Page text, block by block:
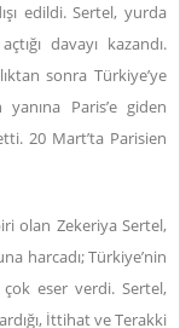
edildi. Sertel, yurda
davayı kazandı.
sonra Türkiye’ye
yanına Paris’e giden
20 Mart’ta Parisien
olan Zekeriya Sertel,
harcadı; Türkiye’nin
çok eser verdi. Sertel,
İttihat ve Terakki